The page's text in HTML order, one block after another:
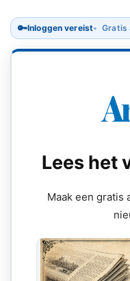
🔑Inloggen vereist Gratis
Lees het
Maak een gratis